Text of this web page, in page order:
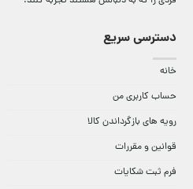
دسترسی سریع
خانه
حساب کاربری من
رویه های بازگرداندن کالا
قوانین و مقررات
فرم ثبت شکایات